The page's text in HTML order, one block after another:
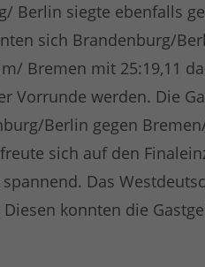
siegte ebenfalls
sich Brandenburg/
Bremen mit 25:19,11
Vorrunde werden. Die
Berlin gegen
sich auf den
Das
konnten die